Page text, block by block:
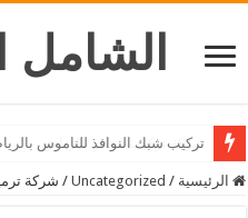
شركة تركيب ستائر بالرياض
الرئيسية /
Uncategorized
/ شركة